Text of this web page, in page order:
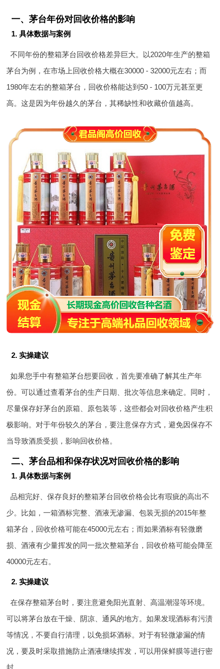
一、茅台年份对回收价格的影响
1. 具体数据与案例
不同年份的整箱茅台回收价格差异巨大。以2020年生产的整箱
茅台为例，在市场上回收价格大概在30000 - 32000元左右；而
1980年左右的整箱茅台，回收价格能达到50 - 100万元甚至更
高。这是因为年份越久的茅台，其稀缺性和收藏价值越高。
2. 实操建议
如果您手中有整箱茅台想要回收，首先要准确了解其生产年
份。可以通过查看茅台的生产日期、批次等信息来确定。同时，
尽量保存好茅台的原箱、原包装等，这些都会对回收价格产生积
极影响。对于年份较久的茅台，要注意保存方式，避免因保存不
当导致酒质受损，影响回收价格。
二、茅台品相和保存状况对回收价格的影响
1. 具体数据与案例
品相完好、保存良好的整箱茅台回收价格会比有瑕疵的高出不
少。比如，一箱酒标完整、酒液无渗漏、包装无损的2015年整
箱茅台，回收价格可能在45000元左右；而如果酒标有轻微磨
损、酒液有少量挥发的同一批次整箱茅台，回收价格可能会降至
40000元左右。
2. 实操建议
在保存整箱茅台时，要注意避免阳光直射、高温潮湿等环境。
可以将茅台放在干燥、阴凉、通风的地方。如果发现酒标有污渍
等情况，不要自行清理，以免损坏酒标。对于有轻微渗漏的情
况，要及时采取措施防止酒液继续挥发，可以用保鲜膜等进行密